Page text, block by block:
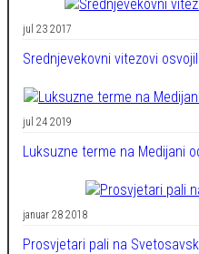
jul 23 2017
Srednjevekovni vitezovi
jul 24 2019
Luksuzne terme na Medijani
januar 28 2018
Prosvjetari pali na